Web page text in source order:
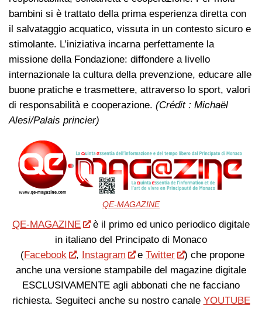
bambini si è trattato della prima esperienza diretta con
il salvataggio acquatico, vissuta in un contesto sicuro e
stimolante. L’iniziativa incarna perfettamente la
missione della Fondazione: diffondere a livello
internazionale la cultura della prevenzione, educare alle
buone pratiche e trasmettere, attraverso lo sport, valori
di responsabilità e cooperazione. (Crédit : Michaël
Alesi/Palais princier)
QE-MAGAZINE
QE-MAGAZINE
è il primo ed unico periodico digitale
in italiano del Principato di Monaco
(Facebook , Instagram eTwitter
) che propone
anche una versione stampabile del magazine digitale
ESCLUSIVAMENTE agli abbonati che ne facciano
richiesta. Seguiteci anche su nostro canale YOUTUBE